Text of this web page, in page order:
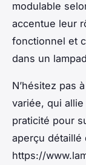
modulable
accentue leur
fonctionnel et
dans un
N’hésitez pas
variée, qui
praticité pour
aperçu détaillé
https://